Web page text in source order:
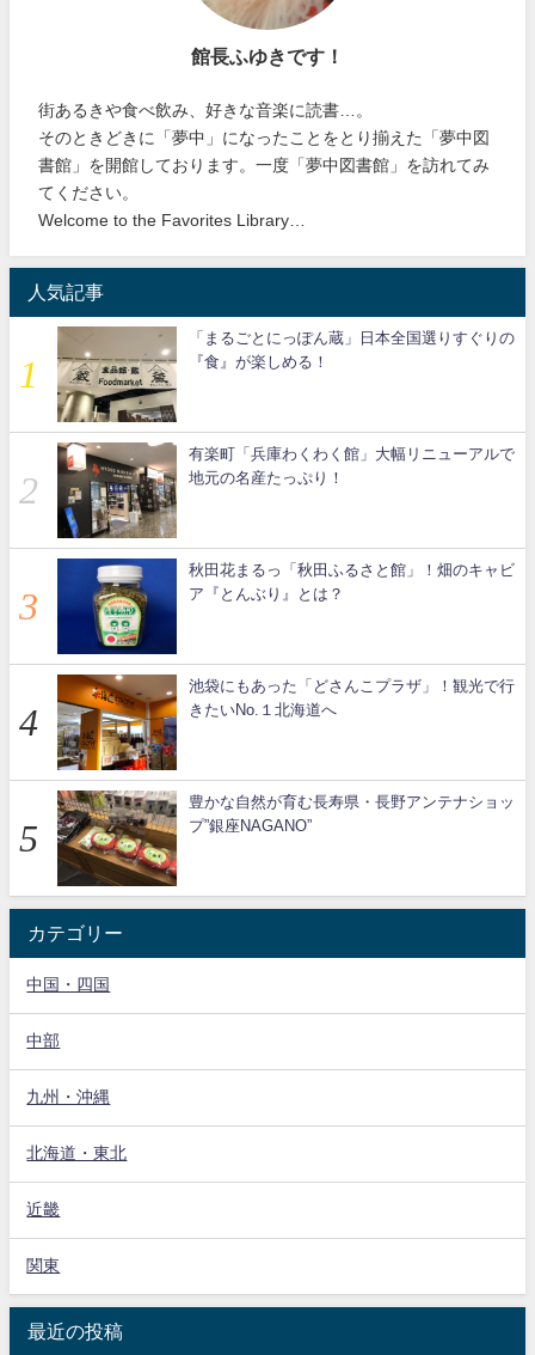
館長ふゆきです！
街あるきや食べ飲み、好きな音楽に読書…。
そのときどきに「夢中」になったことをとり揃えた「夢中図
書館」を開館しております。一度「夢中図書館」を訪れてみ
てください。
Welcome to the Favorites Library…
人気記事
「まるごとにっぽん蔵」日本全国選りすぐりの
『食』が楽しめる！
有楽町「兵庫わくわく館」大幅リニューアルで
地元の名産たっぷり！
秋田花まるっ「秋田ふるさと館」！畑のキャビ
ア『とんぶり』とは？
池袋にもあった「どさんこプラザ」！観光で行
きたいNo.１北海道へ
豊かな自然が育む長寿県・長野アンテナショッ
プ”銀座NAGANO”
カテゴリー
中国・四国
中部
九州・沖縄
北海道・東北
近畿
関東
最近の投稿